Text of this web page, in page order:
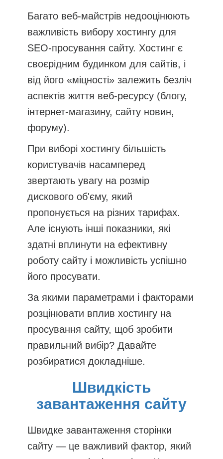
Багато веб-майстрів недооцінюють
важливість вибору хостингу для
SEO-просування сайту. Хостинг є
своєрідним будинком для сайтів, і
від його «міцності» залежить безліч
аспектів життя веб-ресурсу (блогу,
інтернет-магазину, сайту новин,
форуму).
При виборі хостингу більшість
користувачів насамперед
звертають увагу на розмір
дискового об'єму, який
пропонується на різних тарифах.
Але існують інші показники, які
здатні вплинути на ефективну
роботу сайту і можливість успішно
його просувати.
За якими параметрами і факторами
розцінювати вплив хостингу на
просування сайту, щоб зробити
правильний вибір? Давайте
розбиратися докладніше.
Швидкість
завантаження сайту
Швидке завантаження сторінки
сайту — це важливий фактор, який